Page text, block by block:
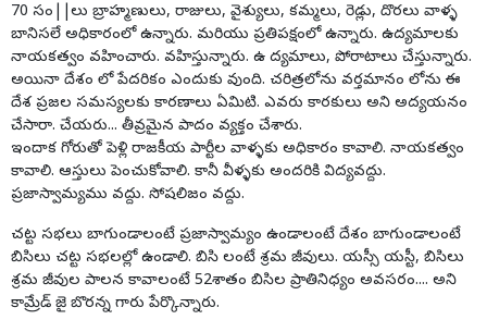
70 సం||లు బ్రాహ్మణులు, రాజులు, వైశ్యులు, కమ్మలు, రెడ్లు, దొరలు వాళ్ళ
బానిసలే అధికారంలో ఉన్నారు. మరియు ప్రతిపక్షంలో ఉన్నారు. ఉద్యమాలకు
నాయకత్వం వహించారు. వహిస్తున్నారు. ఉ ద్యమాలు, పోరాటాలు చేస్తున్నారు.
అయినా దేశం లో పేదరికం ఎందుకు వుంది. చరిత్రలోను వర్తమానం లోను ఈ
దేశ ప్రజల సమస్యలకు కారణాలు ఏమిటి. ఎవరు కారకులు అని అద్యయనం
చేసారా. చేయరు... తీవ్రమైన పాదం వ్యక్తం చేశారు.
ఇందాక గోరుతో పెళ్లి రాజకీయ పార్టీల వాళ్ళకు అధికారం కావాలి. నాయకత్వం
కావాలి. ఆస్తులు పెంచుకోవాలి. కానీ వీళ్ళకు అందరికి విద్యవద్దు.
ప్రజాస్వామ్యము వద్దు. సోషలిజం వద్దు.
చట్ట సభలు బాగుండాలంటే ప్రజాస్వామ్యం ఉండాలంటే దేశం బాగుండాలంటే
బిసిలు చట్ట సభలల్లో ఉండాలి. బిసి లంటే శ్రమ జీవులు. యస్సీ యస్టీ, బిసిలు
శ్రమ జీవుల పాలన కావాలంటే 52శాతం బిసిల ప్రాతినిధ్యం అవసరం.... అని
కామ్రేడ్ జై బొరన్న గారు పేర్కొన్నారు.